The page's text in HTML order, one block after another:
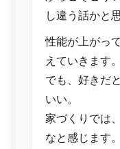
し違う話かと
性能が上がっ
えていきます。
でも、好きだ
いい。
家づくりでは
なと感じます。